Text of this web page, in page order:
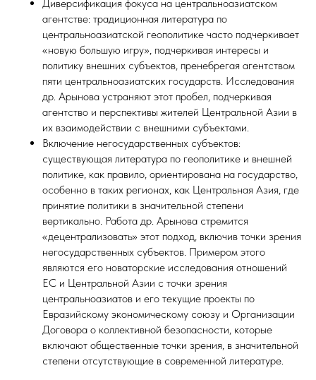
Диверсификация фокуса на центральноазиатском
агентстве: традиционная литература по
центральноазиатской геополитике часто подчеркивает
«новую большую игру», подчеркивая интересы и
политику внешних субъектов, пренебрегая агентством
пяти центральноазиатских государств. Исследования
др. Арынова устраняют этот пробел, подчеркивая
агентство и перспективы жителей Центральной Азии в
их взаимодействии с внешними субъектами.
Включение негосударственных субъектов:
существующая литература по геополитике и внешней
политике, как правило, ориентирована на государство,
особенно в таких регионах, как Центральная Азия, где
принятие политики в значительной степени
вертикально. Работа др. Арынова стремится
«децентрализовать» этот подход, включив точки зрения
негосударственных субъектов. Примером этого
являются его новаторские исследования отношений
ЕС и Центральной Азии с точки зрения
центральноазиатов и его текущие проекты по
Евразийскому экономическому союзу и Организации
Договора о коллективной безопасности, которые
включают общественные точки зрения, в значительной
степени отсутствующие в современной литературе.